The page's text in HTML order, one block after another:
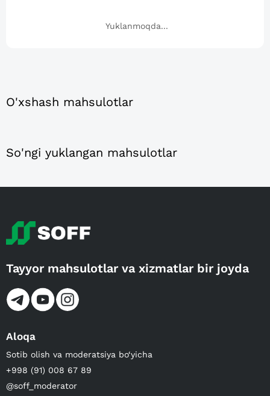
Yuklanmoqda...
O'xshash mahsulotlar
So'ngi yuklangan mahsulotlar
Tayyor mahsulotlar va xizmatlar bir joyda
Aloqa
Sotib olish va moderatsiya bo‘yicha
+998 (91) 008 67 89
@soff_moderator